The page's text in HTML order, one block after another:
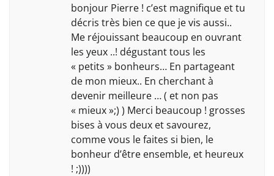
bonjour Pierre ! c’est magnifique et tu
décris très bien ce que je vis aussi..
Me réjouissant beaucoup en ouvrant
les yeux ..! dégustant tous les
« petits » bonheurs… En partageant
de mon mieux.. En cherchant à
devenir meilleure … ( et non pas
« mieux »;) ) Merci beaucoup ! grosses
bises à vous deux et savourez,
comme vous le faites si bien, le
bonheur d’être ensemble, et heureux
! ;))))